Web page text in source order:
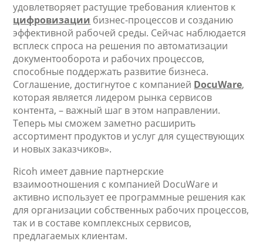
удовлетворяет растущие требования клиентов к
цифровизации бизнес-процессов и созданию
эффективной рабочей среды. Сейчас наблюдается
всплеск спроса на решения по автоматизации
документооборота и рабочих процессов,
способные поддержать развитие бизнеса.
Соглашение, достигнутое с компанией DocuWare,
которая является лидером рынка сервисов
контента, – важный шаг в этом направлении.
Теперь мы сможем заметно расширить
ассортимент продуктов и услуг для существующих
и новых заказчиков».
Ricoh имеет давние партнерские
взаимоотношения с компанией DocuWare и
активно использует ее программные решения как
для организации собственных рабочих процессов,
так и в составе комплексных сервисов,
предлагаемых клиентам.